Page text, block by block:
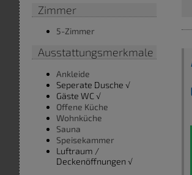
Zimmer
5-Zimmer
Ausstattungsmerkmale
Ankleide
Seperate Dusche √
Gäste WC √
Offene Küche
Wohnküche
Sauna
Speisekammer
Luftraum /
Deckenöffnungen √